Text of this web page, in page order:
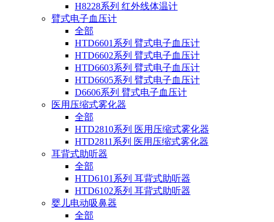
H8228系列 红外线体温计
臂式电子血压计
全部
HTD6601系列 臂式电子血压计
HTD6602系列 臂式电子血压计
HTD6603系列 臂式电子血压计
HTD6605系列 臂式电子血压计
D6606系列 臂式电子血压计
医用压缩式雾化器
全部
HTD2810系列 医用压缩式雾化器
HTD2811系列 医用压缩式雾化器
耳背式助听器
全部
HTD6101系列 耳背式助听器
HTD6102系列 耳背式助听器
婴儿电动吸鼻器
全部